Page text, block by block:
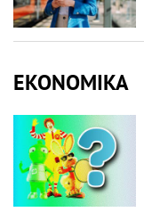
EKONOMIKA